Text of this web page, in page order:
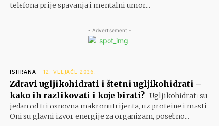
telefona prije spavanja i mentalni umor...
- Advertisement -
ISHRANA 12. VELJAČE 2026.
Zdravi ugljikohidrati i štetni ugljikohidrati –
kako ih razlikovati i koje birati? Ugljikohidrati su
jedan od tri osnovna makronutrijenta, uz proteine i masti.
Oni su glavni izvor energije za organizam, posebno...